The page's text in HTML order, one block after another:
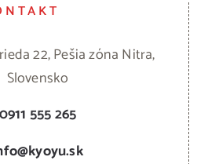
22, Pešia zóna Nitra,
Slovensko
0911 555 265